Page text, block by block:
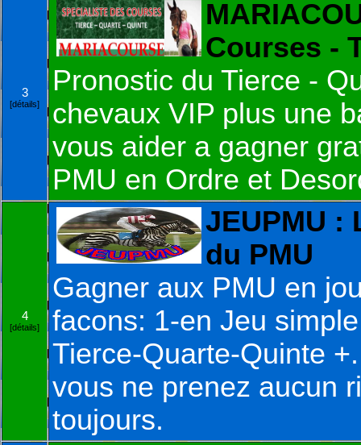
3
[détails]
Courses -
Pronostic du Tierce -
chevaux VIP plus une
vous aider a gagner
PMU en Ordre et
4
[détails]
JEUPMU :
du PMU
Gagner aux PMU en
facons: 1-en Jeu
Tierce-Quarte-Quinte
vous ne prenez aucun
toujours.